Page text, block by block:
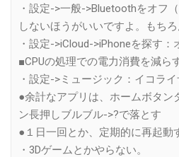
・設定->一般->Bluetoothをオフ
しないほうがいいですよ。もちろ
・設定->iCloud->iPhoneを探す：
■CPUの処理での電力消費を減ら
・設定->ミュージック：イコライ
●余計なアプリは、ホームボタン
ン長押しブルブル->?で落とす
●１日一回とか、定期的に再起動
・3Dゲームとかやらない。